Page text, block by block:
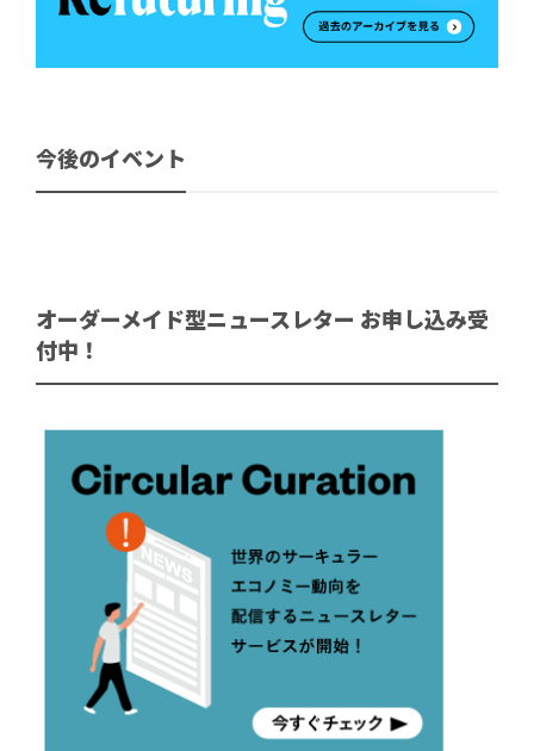
今後のイベント
オーダーメイド型ニュースレター お申し込み受
付中！